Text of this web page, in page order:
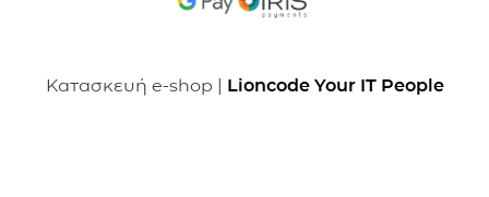
Κατασκευή e-shop | Lioncode Your IT People